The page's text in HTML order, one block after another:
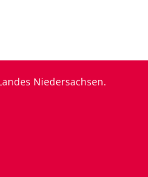
Niedersachsen.